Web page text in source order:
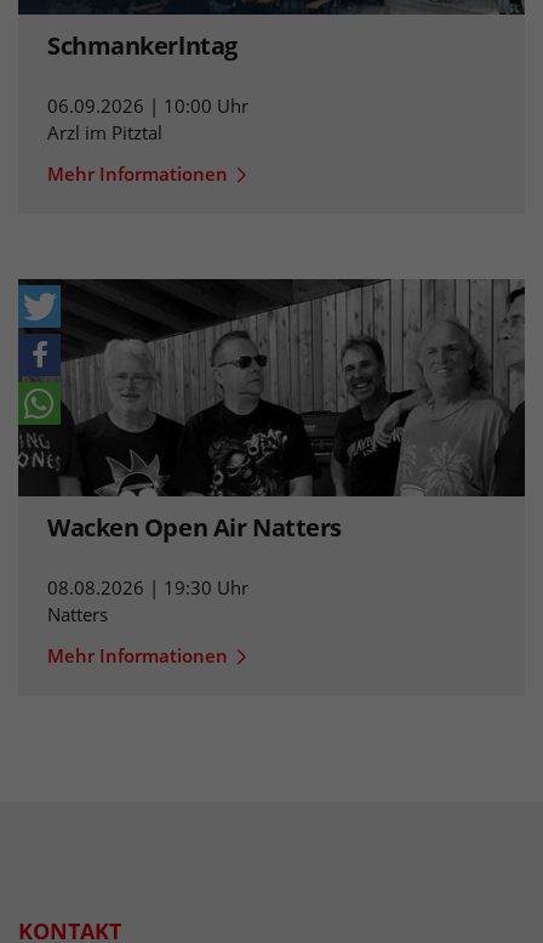
Schmankerlntag
06.09.2026 | 10:00 Uhr
Arzl im Pitztal
Mehr Informationen
Wacken Open Air Natters
08.08.2026 | 19:30 Uhr
Natters
Mehr Informationen
KONTAKT